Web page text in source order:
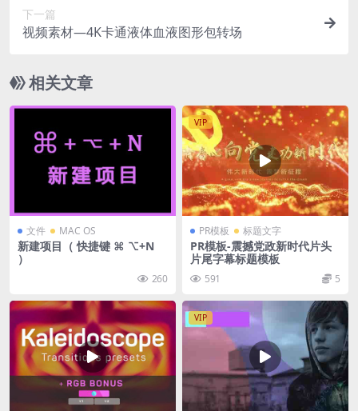
下一篇
视频素材—4K卡通液体血液图形包转场
相关文章
文件 MAC OS
新建项目（ 快捷键 ⌘ ⌥+N
）
260
VIP
PR模板 标题文字
PR模板-震撼党政新时代片头
片尾字幕标题模板
591 5
VIP